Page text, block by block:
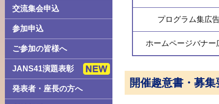
交流集会申込
参加申込
ご参加の皆様へ
JANS41演題表彰
発表者・座長の方へ
プログラム集広
ホームページバナー
開催趣意書・募集